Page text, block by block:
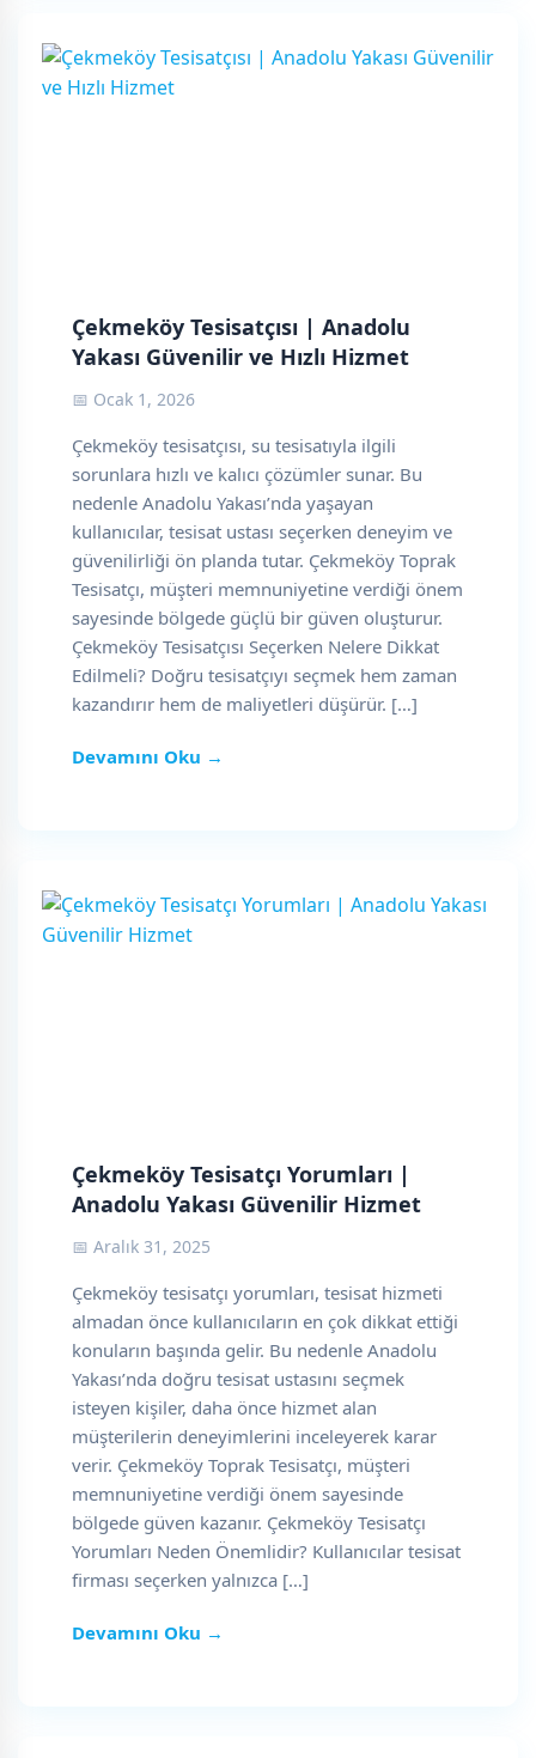
Çekmeköy Tesisatçısı | Anadolu
Yakası Güvenilir ve Hızlı Hizmet
📅 Ocak 1, 2026
Çekmeköy tesisatçısı, su tesisatıyla ilgili
sorunlara hızlı ve kalıcı çözümler sunar. Bu
nedenle Anadolu Yakası’nda yaşayan
kullanıcılar, tesisat ustası seçerken deneyim ve
güvenilirliği ön planda tutar. Çekmeköy Toprak
Tesisatçı, müşteri memnuniyetine verdiği önem
sayesinde bölgede güçlü bir güven oluşturur.
Çekmeköy Tesisatçısı Seçerken Nelere Dikkat
Edilmeli? Doğru tesisatçıyı seçmek hem zaman
kazandırır hem de maliyetleri düşürür. […]
Devamını Oku →
Çekmeköy Tesisatçı Yorumları |
Anadolu Yakası Güvenilir Hizmet
📅 Aralık 31, 2025
Çekmeköy tesisatçı yorumları, tesisat hizmeti
almadan önce kullanıcıların en çok dikkat ettiği
konuların başında gelir. Bu nedenle Anadolu
Yakası’nda doğru tesisat ustasını seçmek
isteyen kişiler, daha önce hizmet alan
müşterilerin deneyimlerini inceleyerek karar
verir. Çekmeköy Toprak Tesisatçı, müşteri
memnuniyetine verdiği önem sayesinde
bölgede güven kazanır. Çekmeköy Tesisatçı
Yorumları Neden Önemlidir? Kullanıcılar tesisat
firması seçerken yalnızca […]
Devamını Oku →